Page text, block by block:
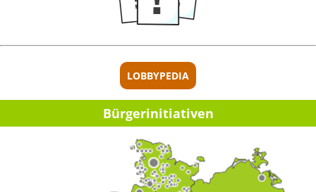
LOBBYPEDIA
Bürger­initia­ti­ven